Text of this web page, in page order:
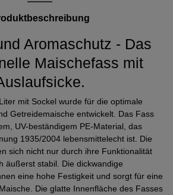
Aromaschutz - Das
Maischefass mit
mit Sockel wurde für die optimale
Getreidemaische entwickelt. Das Fass
UV-beständigem PE-Material, das
1935/2004 lebensmittelecht ist. Die
sich nicht nur durch ihre Funktionalität
äußerst stabil. Die dickwandige
eine hohe Festigkeit und sorgt für eine
Die glatte Innenfläche des Fasses